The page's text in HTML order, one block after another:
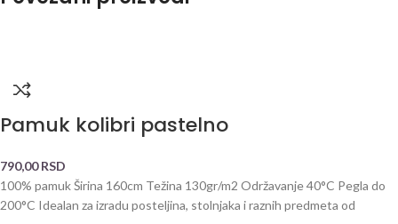
Pamuk kolibri pastelno
790,00RSD
100% pamuk Širina 160cm Težina 130gr/m2 Održavanje 40°C Pegla do
200°C Idealan za izradu posteljina, stolnjaka i raznih predmeta od